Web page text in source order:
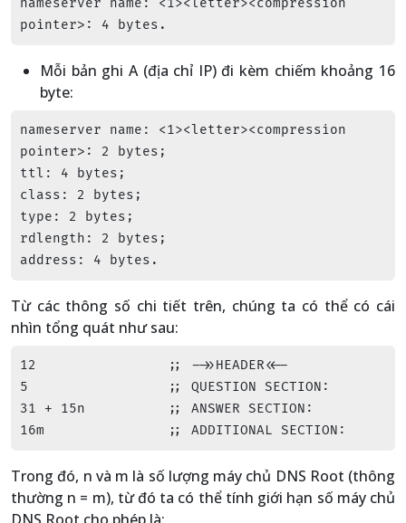
nameserver name: <1><letter><compression
pointer>: 4 bytes.
Mỗi bản ghi A (địa chỉ IP) đi kèm chiếm khoảng 16
byte:
nameserver name: <1><letter><compression
pointer>: 2 bytes;
ttl: 4 bytes;
class: 2 bytes;
type: 2 bytes;
rdlength: 2 bytes;
address: 4 bytes.
Từ các thông số chi tiết trên, chúng ta có thể có cái
nhìn tổng quát như sau:
12                ;; ->>HEADER<<-
5                 ;; QUESTION SECTION:
31 + 15n          ;; ANSWER SECTION:
16m               ;; ADDITIONAL SECTION:
Trong đó, n và m là số lượng máy chủ DNS Root (thông
thường n = m), từ đó ta có thể tính giới hạn số máy chủ